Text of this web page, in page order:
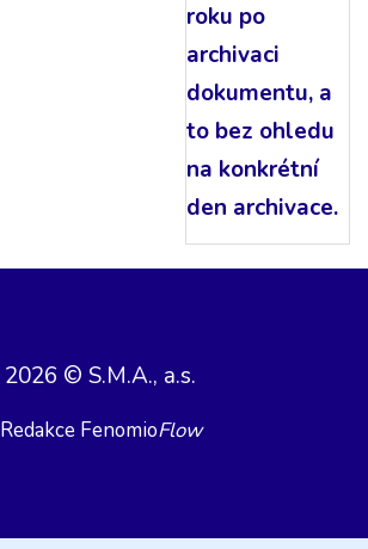
roku po
archivaci
dokumentu, a
to bez ohledu
na konkrétní
den archivace.
2026 © S.M.A., a.s.
Redakce FenomioFlow